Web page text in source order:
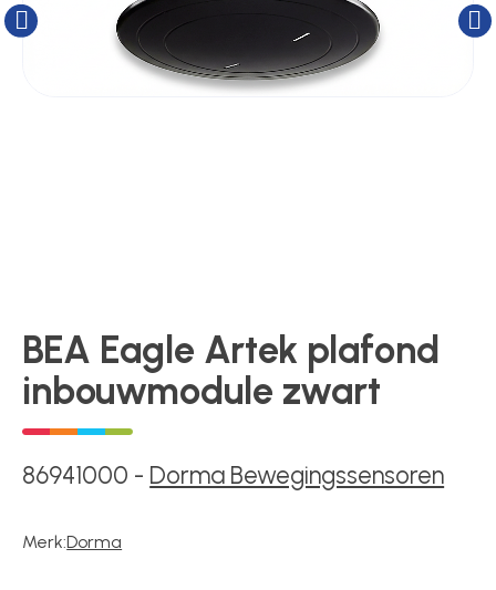
Poortonderdelen
Toegangsverlening
Voedingen
Over ons
BEA Eagle Artek plafond
inbouwmodule zwart
86941000 - Dorma Bewegingssensoren
Merk:Dorma